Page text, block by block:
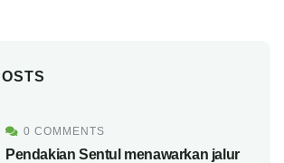
0 COMMENTS
Pendakian Sentul menawarkan jalur